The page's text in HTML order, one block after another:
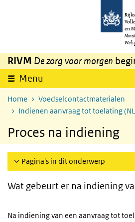
Overslaan en naar de inhoud gaan
en
RIVM De zorg voor morgen
Menu
Home
Voedselcontactmaterialen
Indienen aanvraag tot toelating
Proces na indiening
Pagina's in dit onderwerp
Wat gebeurt er na indiening
Na indiening van een aanvraag tot